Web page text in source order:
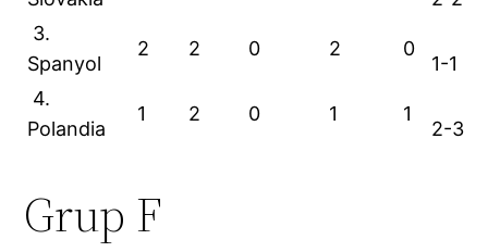
3.
Spanyol
2 2 0 2 0
1-1
4.
Polandia
1 2 0 1 1
2-3
Grup F